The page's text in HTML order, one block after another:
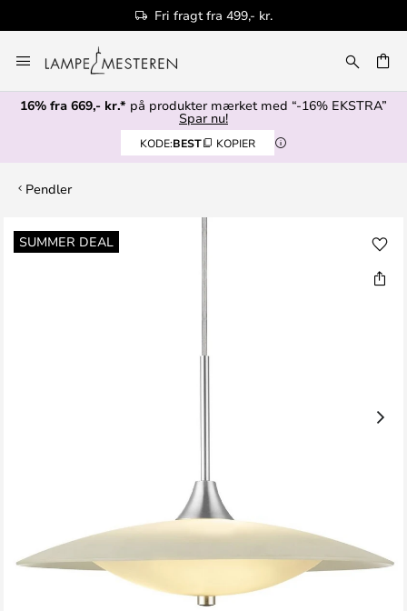
Fri fragt fra 499,- kr.
to
Content
16% fra 669,- kr.* på produkter mærket med “-16% EKSTRA”
Spar nu!
KODE:BEST KOPIER
Pendler
SUMMER DEAL
Gå
til